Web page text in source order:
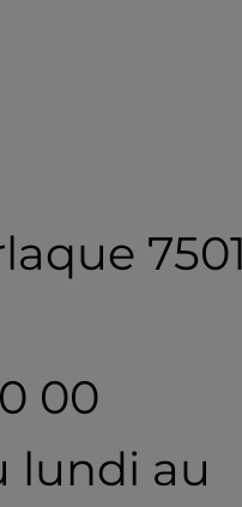
00
lundi au